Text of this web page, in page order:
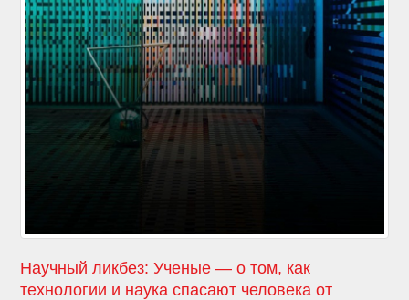
Научный ликбез: Ученые — о том, как
технологии и наука спасают человека от